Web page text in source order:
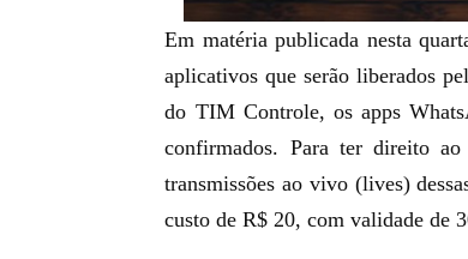
Em matéria publicada nesta
aplicativos que serão liberados
do TIM Controle, os apps
confirmados. Para ter direito
transmissões ao vivo (lives)
custo de R$ 20, com validade de